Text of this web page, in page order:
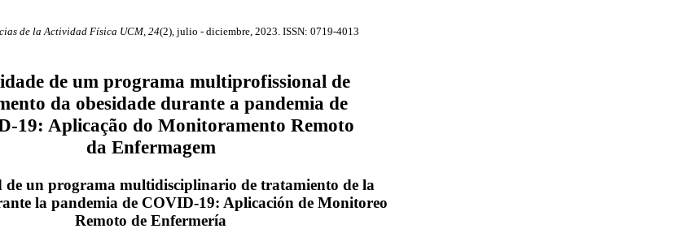
de la Actividad Física UCM, 24(2), julio - diciembre, 2023. ISSN: 0719-4013
de um programa multiprofissional de
da obesidade durante a pandemia de
19: Aplicação do Monitoramento Remoto
da Enfermagem
de un programa multidisciplinario de tratamiento de la
la pandemia de COVID-19: Aplicación de Monitoreo
Remoto de Enfermería